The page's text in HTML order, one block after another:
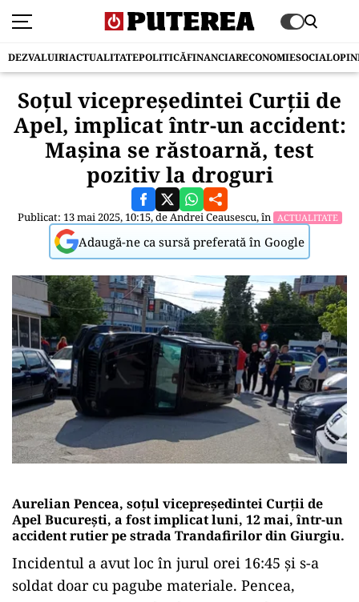
DEZVALUIRIACTUALITATEPOLITICĂFINANCIARECONOMIESOCIAL
Soțul vicepreședintei Curții de
Apel, implicat într-un accident:
Mașina se răstoarnă, test
pozitiv la droguri
Publicat: 13 mai 2025, 10:15, deAndrei Ceausescu, în ACTUALITATE
Adaugă-ne ca sursă preferată în Google
AurelianPencea, soțulvicepreședinteiCurțiide
ApelBucurești, a fostimplicatluni, 12mai, într-un
accidentrutierpestrada TrandafirilordinGiurgiu.
Incidentul a avut loc în jurul orei 16:45 și s-a
soldat doar cu pagube materiale. Pencea,